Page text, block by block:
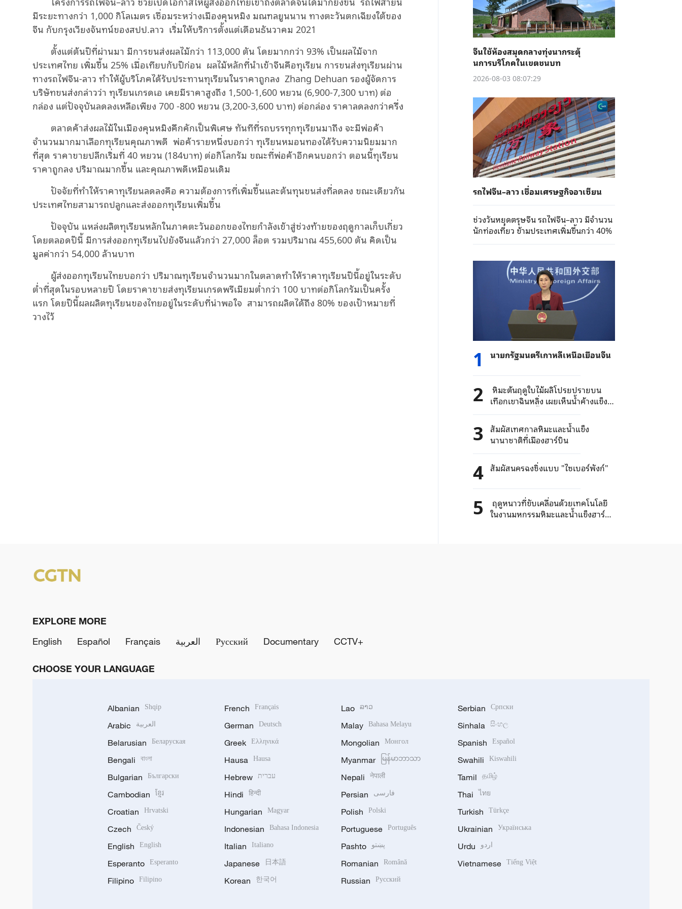
มีระยะทางกว่า 1,000 กิโลเมตร เชื่อมระหว่างเมืองคุนหมิง มณฑลยูนนาน ทางตะวันตกเฉียงใต้ของ
จีน กับกรุงเวียงจันทน์ของสปป.ลาว เริ่มให้บริการตั้งแต่เดือนธันวาคม 2021
ตั้งแต่ต้นปีที่ผ่านมา มีการขนส่งผลไม้กว่า 113,000 ตัน โดยมากกว่า 93% เป็นผลไม้จาก
ประเทศไทย เพิ่มขึ้น 25% เมื่อเทียบกับปีก่อน ผลไม้หลักที่นำเข้าจีนคือทุเรียน การขนส่งทุเรียนผ่าน
ทางรถไฟจีน-ลาว ทำให้ผู้บริโภคได้รับประทานทุเรียนในราคาถูกลง Zhang Dehuan รองผู้จัดการ
บริษัทขนส่งกล่าวว่า ทุเรียนเกรดเอ เคยมีราคาสูงถึง 1,500-1,600 หยวน (6,900-7,300 บาท) ต่อ
กล่อง แต่ปัจจุบันลดลงเหลือเพียง 700 -800 หยวน (3,200-3,600 บาท) ต่อกล่อง ราคาลดลงกว่าครึ่ง
ตลาดค้าส่งผลไม้ในเมืองคุนหมิงคึกคักเป็นพิเศษ ทันทีที่รถบรรทุกทุเรียนมาถึง จะมีพ่อค้า
จำนวนมากมาเลือกทุเรียนคุณภาพดี พ่อค้ารายหนึ่งบอกว่า ทุเรียนหมอนทองได้รับความนิยมมาก
ที่สุด ราคาขายปลีกเริ่มที่ 40 หยวน (184บาท) ต่อกิโลกรัม ขณะที่พ่อค้าอีกคนบอกว่า ตอนนี้ทุเรียน
ราคาถูกลง ปริมาณมากขึ้น และคุณภาพดีเหมือนเดิม
ปัจจัยที่ทำให้ราคาทุเรียนลดลงคือ ความต้องการที่เพิ่มขึ้นและต้นทุนขนส่งที่ลดลง ขณะเดียวกัน
ประเทศไทยสามารถปลูกและส่งออกทุเรียนเพิ่มขึ้น
ปัจจุบัน แหล่งผลิตทุเรียนหลักในภาคตะวันออกของไทยกำลังเข้าสู่ช่วงท้ายของฤดูกาลเก็บเกี่ยว
โดยตลอดปีนี้ มีการส่งออกทุเรียนไปยังจีนแล้วกว่า 27,000 ล็อต รวมปริมาณ 455,600 ตัน คิดเป็น
มูลค่ากว่า 54,000 ล้านบาท
ผู้ส่งออกทุเรียนไทยบอกว่า ปริมาณทุเรียนจำนวนมากในตลาดทำให้ราคาทุเรียนปีนี้อยู่ในระดับ
ต่ำที่สุดในรอบหลายปี โดยราคาขายส่งทุเรียนเกรดพรีเมียมต่ำกว่า 100 บาทต่อกิโลกรัมเป็นครั้ง
แรก โดยปีนี้ผลผลิตทุเรียนของไทยอยู่ในระดับที่น่าพอใจ สามารถผลิตได้ถึง 80% ของเป้าหมายที่
วางไว้
จีนใช้ห้องสมุดกลางทุ่งนากระตุ้
นการบริโภคในเขตชนบท
2026-08-03 08:07:29
รถไฟจีน–ลาว เชื่อมเศรษฐกิจอาเซียน
ช่วงวันหยุดตรุษจีน รถไฟจีน–ลาว มีจำนวน
นักท่องเที่ยว ข้ามประเทศเพิ่มขึ้นกว่า 40%
1 นายกรัฐมนตรีเกาหลีเหนือเยือนจีน
2
หิมะต้นฤดูใบไม้ผลิโปรยปรายบน
เทือกเขาฉินหลิ่ง เผยเห็นน้ำค้างแข็ง
เกาะและสายน้ำตกในภาพเดียว
3 สัมผัสเทศกาลหิมะและน้ำแข็ง
นานาชาติที่เมืองฮาร์บิน
4 สัมผัสนครฉงชิ่งแบบ "ไซเบอร์พังก์"
5
ฤดูหนาวที่ขับเคลื่อนด้วยเทคโนโลยี
ในงานมหกรรมหิมะและน้ำแข็งฮาร์
EXPLORE MORE
English
Español Français العربية Русский Documentary CCTV+
CHOOSE YOUR LANGUAGE
Albanian Shqip
Arabic العربية
Belarusian Беларуская
Bengali বাংলা
Bulgarian Български
Cambodian ខ្មែរ
Croatian Hrvatski
Czech Český
English English
Esperanto Esperanto
Filipino Filipino
French Français
German Deutsch
Greek Ελληνικά
Hausa Hausa
Hebrew עברית
Hindi हिन्दी
Hungarian Magyar
Indonesian Bahasa Indonesia
Italian Italiano
Japanese 日本語
Korean 한국어
Lao ລາວ
Malay Bahasa Melayu
Mongolian Монгол
Myanmar မြန်မာဘာသာ
Nepali नेपाली
Persian فارسی
Polish Polski
Portuguese Português
Pashto پښتو
Romanian Română
Russian Русский
Serbian Српски
Sinhala සිංහල
Spanish Español
Swahili Kiswahili
Tamil தமிழ்
Thai ไทย
Turkish Türkçe
Ukrainian Українська
Urdu اردو
Vietnamese Tiếng Việt